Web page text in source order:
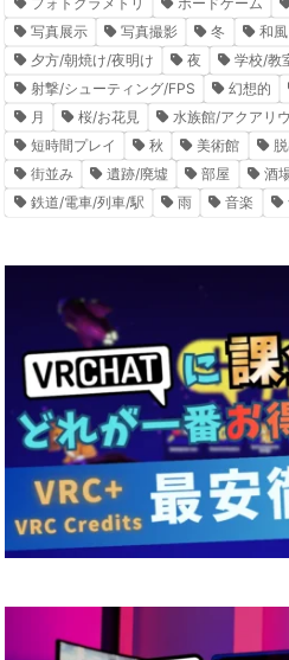
写真展示
写真撮影 冬 和風
夕方/朝焼け/夜明け
夜 学校/教
射撃/シューティング/FPS
幻想的
月
桜/お花見 水族館/アクアリ
短時間プレイ
秋 美術館
街並み
遺跡/廃墟 部屋
酒
鉄道/電車/列車/駅
雨 音楽